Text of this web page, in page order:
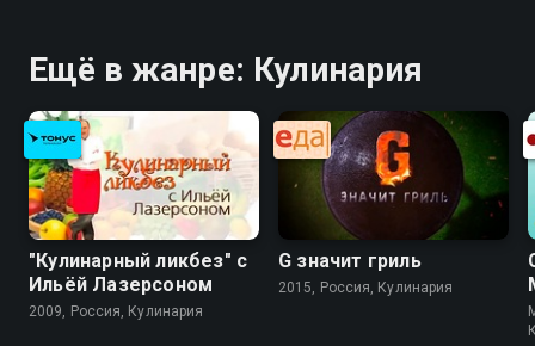
Ещё в жанре: Кулинария
"Кулинарный ликбез" с
Ильёй Лазерсоном
2009, Россия, Кулинария
G значит гриль
2015, Россия, Кулинария